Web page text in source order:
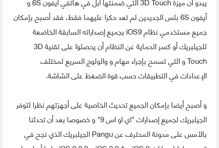
آيفون 6S بلس الجديدين لم تعد حكرا عليهما فقط، فقد أصبح بإمكان
جميع مستخدمي نظام iOS9 بجميع إصداراته السابقة الخاضعة
للجيلبريك أو كسر الحماية عن النظام أن يحصلوا على تقنية 3D
Touch و التي تسمح بإجراء مهام و والولوج السريع لمختلف
الإعدادات في التطبيقات حسب قوة الضغط على الشاشة.
و أصبح أيضا بإمكان الجميع تحديث الخاصية على أجهزتهم نظرا لتوفر
الجيلبريك لجميع إصدارات "اي او اس 9" و خصوصا بعد أن تحدثنا
بالأمس على مدونة المحترف عن Pangu الجيلبريك الذي نجح في